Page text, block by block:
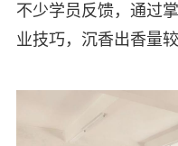
不少学员反馈，通过
业技巧，沉香出香量